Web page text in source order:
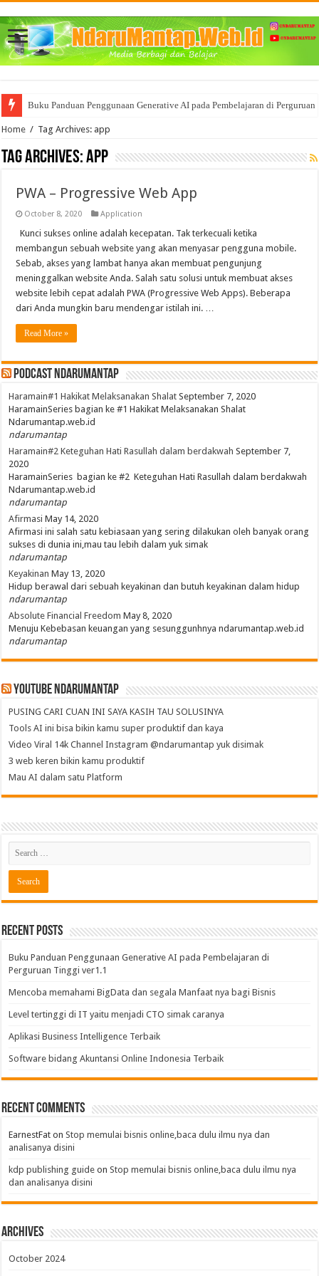
Buku Panduan Penggunaan Generative AI pada Pembelajaran di
Home / Tag Archives: app
Tag Archives:app
PWA – Progressive Web App
October 8, 2020 Application
Kunci sukses online adalah kecepatan. Tak terkecuali ketika
membangun sebuah website yang akan menyasar pengguna mobile.
Sebab, akses yang lambat hanya akan membuat pengunjung
meninggalkan website Anda. Salah satu solusi untuk membuat akses
website lebih cepat adalah PWA (Progressive Web Apps). Beberapa
dari Anda mungkin baru mendengar istilah ini. …
Read More »
PodCast NdaruMantap
Haramain#1 Hakikat Melaksanakan Shalat September 7, 2020
HaramainSeries bagian ke #1 Hakikat Melaksanakan Shalat
Ndarumantap.web.id
ndarumantap
Haramain#2 Keteguhan Hati Rasullah dalam berdakwah September 7,
2020
HaramainSeries bagian ke #2 Keteguhan Hati Rasullah dalam berdakwah
Ndarumantap.web.id
ndarumantap
Afirmasi May 14, 2020
Afirmasi ini salah satu kebiasaan yang sering dilakukan oleh banyak orang
sukses di dunia ini,mau tau lebih dalam yuk simak
ndarumantap
Keyakinan May 13, 2020
Hidup berawal dari sebuah keyakinan dan butuh keyakinan dalam hidup
ndarumantap
Absolute Financial Freedom May 8, 2020
Menuju Kebebasan keuangan yang sesunggunhnya ndarumantap.web.id
ndarumantap
Youtube NdaruMantap
PUSING CARI CUAN INI SAYA KASIH TAU SOLUSINYA
Tools AI ini bisa bikin kamu super produktif dan kaya
Video Viral 14k Channel Instagram @ndarumantap yuk disimak
3 web keren bikin kamu produktif
Mau AI dalam satu Platform
Recent Posts
Buku Panduan Penggunaan Generative AI pada Pembelajaran di
Perguruan Tinggi ver1.1
Mencoba memahami BigData dan segala Manfaat nya bagi Bisnis
Level tertinggi di IT yaitu menjadi CTO simak caranya
Aplikasi Business Intelligence Terbaik
Software bidang Akuntansi Online Indonesia Terbaik
Recent Comments
EarnestFat onStop memulai bisnis online,baca dulu ilmu nya dan
analisanya disini
kdp publishing guide onStop memulai bisnis online,baca dulu ilmu nya
dan analisanya disini
Archives
October 2024